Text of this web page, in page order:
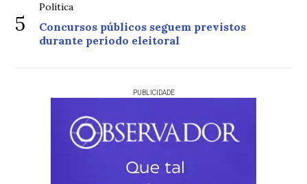
5
Política
Concursos públicos seguem previstos
durante período eleitoral
PUBLICIDADE